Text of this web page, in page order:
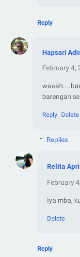
Reply
Hapsari
February 4,
barengan
Reply Delete
Replies
Relita
February
Iya mba,
Delete
Reply